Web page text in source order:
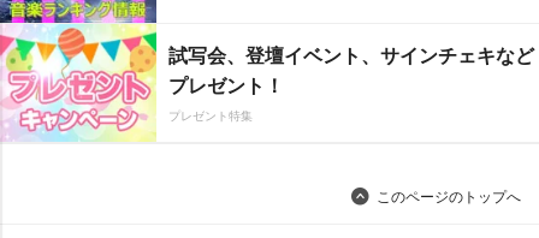
試写会、登壇イベント、サインチェキなど
プレゼント！
プレゼント特集
このページのトップへ